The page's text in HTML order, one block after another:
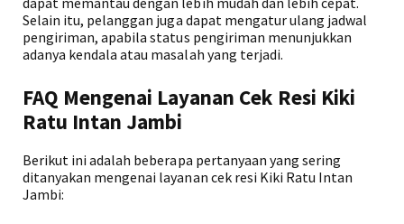
Selain itu, pelanggan juga dapat mengatur ulang jadwal
pengiriman, apabila status pengiriman menunjukkan
adanya kendala atau masalah yang terjadi.
FAQ Mengenai Layanan Cek Resi Kiki
Ratu Intan Jambi
Berikut ini adalah beberapa pertanyaan yang sering
ditanyakan mengenai layanan cek resi Kiki Ratu Intan
Jambi: